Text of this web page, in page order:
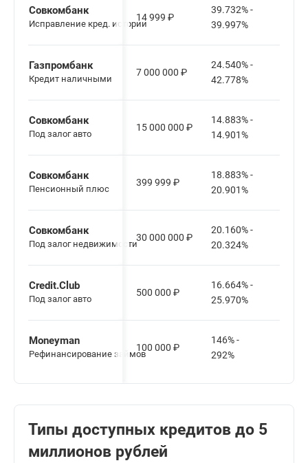
Совкомбанк
Исправление кред. истории
14 999 ₽
39.732% -
39.997%
Газпромбанк
Кредит наличными
7 000 000 ₽
24.540% -
42.778%
Совкомбанк
Под залог авто
15 000 000 ₽
14.883% -
14.901%
Совкомбанк
Пенсионный плюс
399 999 ₽
18.883% -
20.901%
Совкомбанк
Под залог недвижимости
30 000 000 ₽
20.160% -
20.324%
Credit.Club
Под залог авто
500 000 ₽
16.664% -
25.970%
Moneyman
Рефинансирование займов
100 000 ₽
146% -
292%
Типы доступных кредитов до 5
миллионов рублей